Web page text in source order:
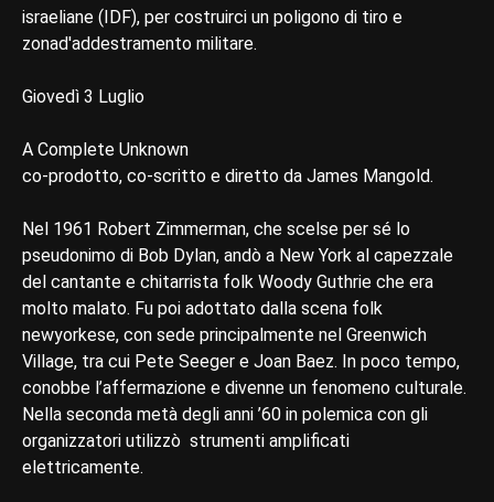
israeliane (IDF), per costruirci un poligono di tiro e
zonad'addestramento militare.
Giovedì 3 Luglio
A Complete Unknown
co-prodotto, co-scritto e diretto da James Mangold.
Nel 1961 Robert Zimmerman, che scelse per sé lo
pseudonimo di Bob Dylan, andò a New York al capezzale
del cantante e chitarrista folk Woody Guthrie che era
molto malato. Fu poi adottato dalla scena folk
newyorkese, con sede principalmente nel Greenwich
Village, tra cui Pete Seeger e Joan Baez. In poco tempo,
conobbe l’affermazione e divenne un fenomeno culturale.
Nella seconda metà degli anni ’60 in polemica con gli
organizzatori utilizzò strumenti amplificati
elettricamente.